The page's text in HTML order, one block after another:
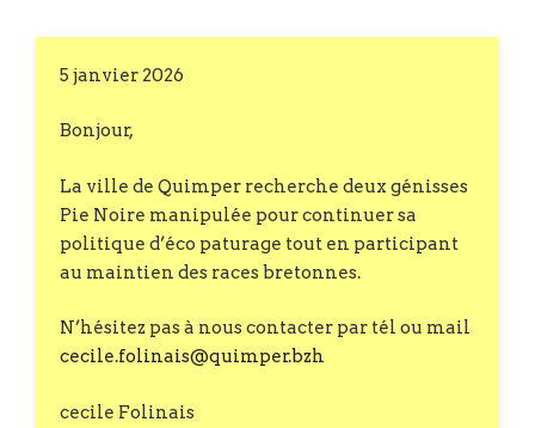
5 janvier 2026
Bonjour,
La ville de Quimper recherche deux génisses
Pie Noire manipulée pour continuer sa
politique d’éco paturage tout en participant
au maintien des races bretonnes.
N’hésitez pas à nous contacter par tél ou mail
cecile.folinais@quimper.bzh
cecile Folinais